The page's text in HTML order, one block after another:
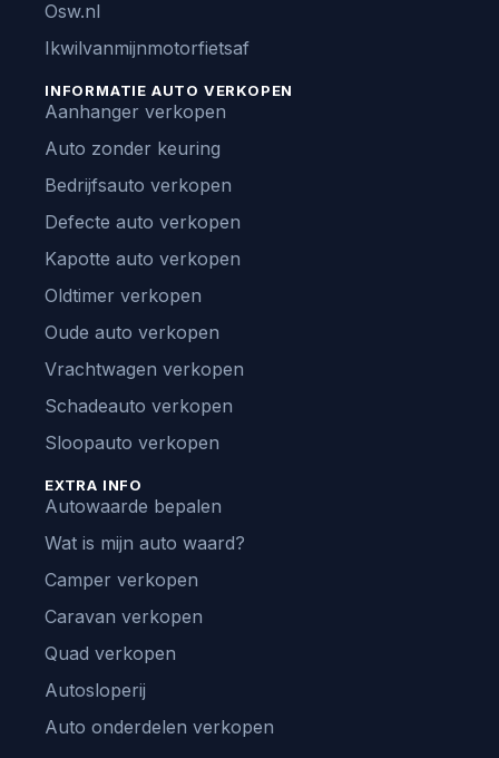
Osw.nl
Ikwilvanmijnmotorfietsaf
INFORMATIE AUTO VERKOPEN
Aanhanger verkopen
Auto zonder keuring
Bedrijfsauto verkopen
Defecte auto verkopen
Kapotte auto verkopen
Oldtimer verkopen
Oude auto verkopen
Vrachtwagen verkopen
Schadeauto verkopen
Sloopauto verkopen
EXTRA INFO
Autowaarde bepalen
Wat is mijn auto waard?
Camper verkopen
Caravan verkopen
Quad verkopen
Autosloperij
Auto onderdelen verkopen